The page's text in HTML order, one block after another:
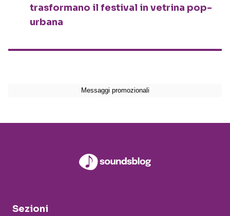
trasformano il festival in vetrina pop-
urbana
Sezioni